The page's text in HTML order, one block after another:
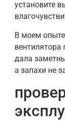
установите
В моем
вентилятора
дала
а запахи не